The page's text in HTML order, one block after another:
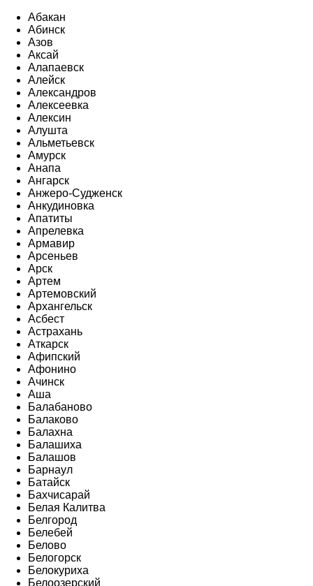
Абакан
Абинск
Азов
Аксай
Алапаевск
Алейск
Александров
Алексеевка
Алексин
Алушта
Альметьевск
Амурск
Анапа
Ангарск
Анжеро-Судженск
Анкудиновка
Апатиты
Апрелевка
Армавир
Арсеньев
Арск
Артем
Артемовский
Архангельск
Асбест
Астрахань
Аткарск
Афипский
Афонино
Ачинск
Аша
Балабаново
Балаково
Балахна
Балашиха
Балашов
Барнаул
Батайск
Бахчисарай
Белая Калитва
Белгород
Белебей
Белово
Белогорск
Белокуриха
Белоозерский